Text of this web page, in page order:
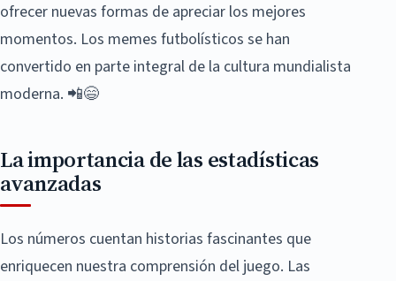
ofrecer nuevas formas de apreciar los mejores
momentos. Los memes futbolísticos se han
convertido en parte integral de la cultura mundialista
moderna. 📲😄
La importancia de las estadísticas
avanzadas
Los números cuentan historias fascinantes que
enriquecen nuestra comprensión del juego. Las